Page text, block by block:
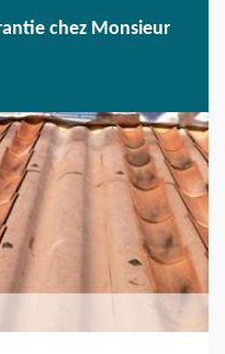
chez Monsieur